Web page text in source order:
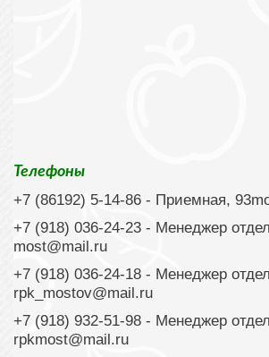
Телефоны
+7 (86192) 5-14-86 - Приемная,
+7 (918) 036-24-23 - Менеджер
most@mail.ru
+7 (918) 036-24-18 - Менеджер
rpk_mostov@mail.ru
+7 (918) 932-51-98 - Менеджер
rpkmost@mail.ru